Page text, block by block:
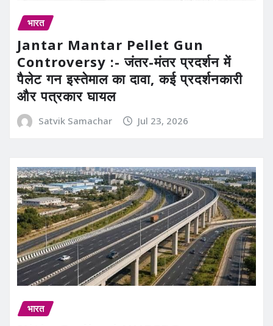
भारत
Jantar Mantar Pellet Gun
Controversy :- जंतर-मंतर प्रदर्शन में
पैलेट गन इस्तेमाल का दावा, कई प्रदर्शनकारी
और पत्रकार घायल
Satvik Samachar Jul 23, 2026
भारत